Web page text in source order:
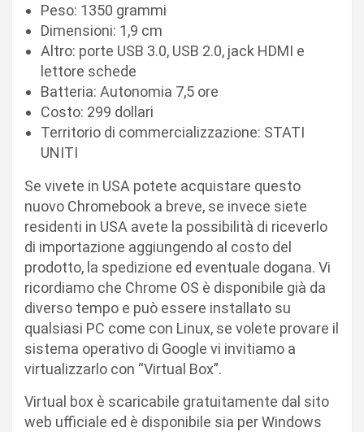
Peso: 1350 grammi
Dimensioni: 1,9 cm
Altro: porte USB 3.0, USB 2.0, jack HDMI e
lettore schede
Batteria: Autonomia 7,5 ore
Costo: 299 dollari
Territorio di commercializzazione: STATI
UNITI
Se vivete in USA potete acquistare questo
nuovo Chromebook a breve, se invece siete
residenti in USA avete la possibilità di riceverlo
di importazione aggiungendo al costo del
prodotto, la spedizione ed eventuale dogana. Vi
ricordiamo che Chrome OS è disponibile già da
diverso tempo e può essere installato su
qualsiasi PC come con Linux, se volete provare il
sistema operativo di Google vi invitiamo a
virtualizzarlo con “Virtual Box”.
Virtual box è scaricabile gratuitamente dal sito
web ufficiale ed è disponibile sia per Windows